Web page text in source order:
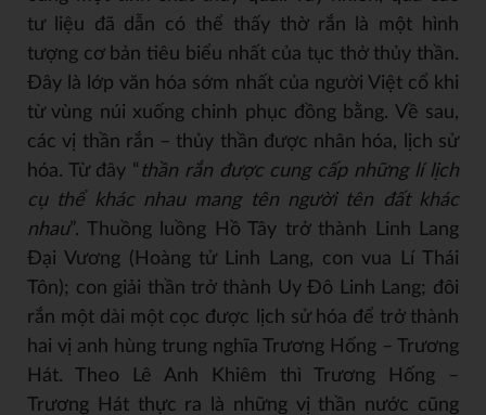
tư liệu đã dẫn có thể thấy thờ rắn là một hình
tượng cơ bản tiêu biểu nhất của tục thở thủy thần.
Đây là lớp văn hóa sớm nhất của người Việt cổ khi
từ vùng núi xuống chinh phục đồng bằng. Về sau,
các vị thần rắn – thủy thần được nhân hóa, lịch sử
hóa. Từ đây “ thần rắn được cung cấp những lí lịch
cụ thể khác nhau mang tên người tên đất khác
nhau”. Thuồng luồng Hồ Tây trở thành Linh Lang
Đại Vương (Hoàng tử Linh Lang, con vua Lí Thái
Tôn); con giải thần trở thành Uy Đô Linh Lang; đôi
rắn một dài một cọc được lịch sử hóa để trở thành
hai vị anh hùng trung nghĩa Trương Hống – Trương
Hát. Theo Lê Anh Khiêm thì Trương Hống –
Trương Hát thực ra là những vị thần nước cũng